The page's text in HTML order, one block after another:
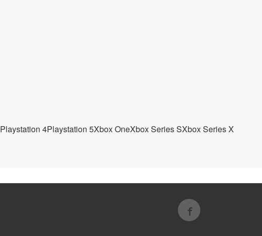
Playstation 4Playstation 5Xbox OneXbox Series SXbox Series X